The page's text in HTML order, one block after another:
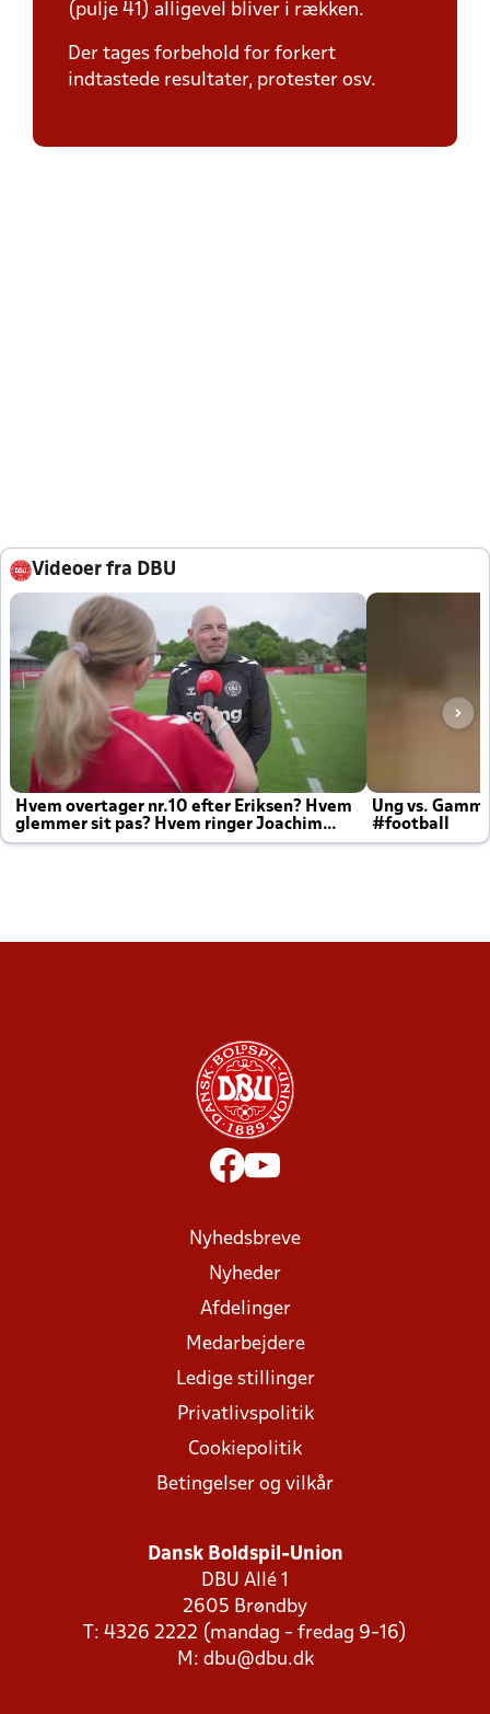
(pulje 41) alligevel bliver i rækken.
Der tages forbehold for forkert
indtastede resultater, protester osv.
Videoer fra DBU
Hvem overtager nr.10 efter Eriksen? Hvem
glemmer sit pas? Hvem ringer Joachim
altid til efter kampe?
Ung vs.
#football
Nyhedsbreve
Nyheder
Afdelinger
Medarbejdere
Ledige stillinger
Privatlivspolitik
Cookiepolitik
Betingelser og vilkår
Dansk Boldspil-Union
DBU Allé 1
2605 Brøndby
T: 4326 2222 (mandag - fredag 9-16)
M: dbu@dbu.dk